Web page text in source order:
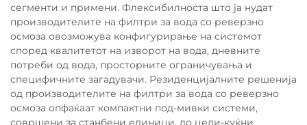
сегменти и примени. Флексибилноста што ја нудат
производителите на филтри за вода со реверзно
осмоза овозможува конфигурирање на системот
според квалитетот на изворот на вода, дневните
потреби од вода, просторните ограничувања и
специфичните загадувачи. Резиденцијалните решенија
од производителите на филтри за вода со реверзно
осмоза опфаќаат компактни под-мивки системи,
совршени за станбени единици, до цели-куќни